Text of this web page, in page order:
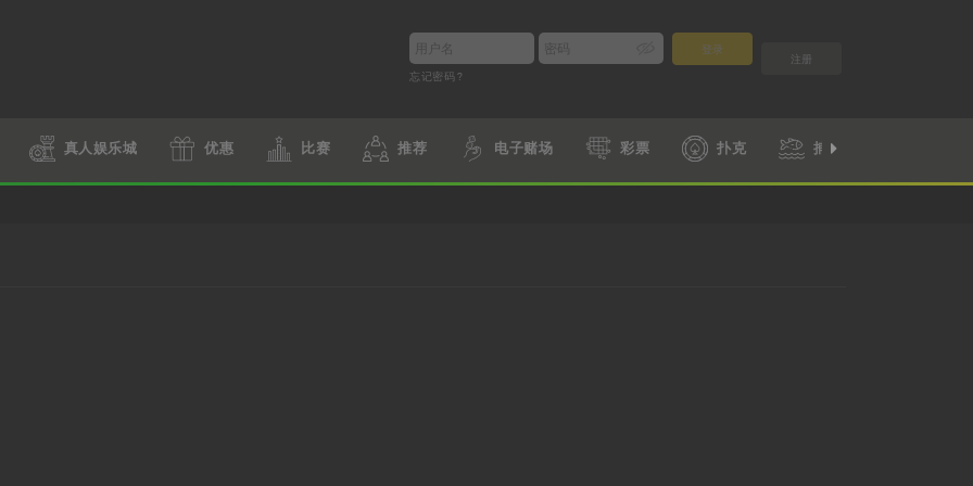
登录
忘记密码?
注册
真人娱乐城 优惠 比赛 推荐 电子赌场 彩票 扑克 捕鱼